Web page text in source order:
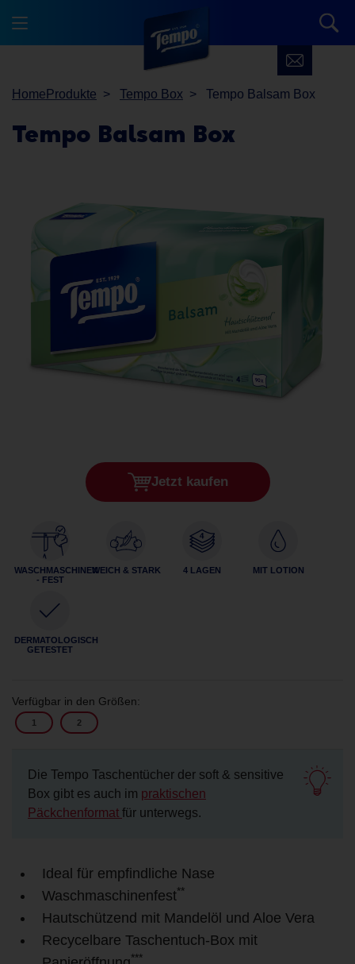
Home Produkte Tempo Box Tempo Balsam Box
Tempo Balsam Box
Jetzt kaufen
WASCHMASCHINEN
- FEST
WEICH & STARK 4 LAGEN MIT LOTION
DERMATOLOGISCH
GETESTET
Verfügbar in den Größen:
1 2
Die Tempo Taschentücher der soft & sensitive
Box gibt es auch im praktischen
Päckchenformat für unterwegs.
Ideal für empfindliche Nase
Waschmaschinenfest**
Hautschützend mit Mandelöl und Aloe Vera
Recycelbare Taschentuch-Box mit
***